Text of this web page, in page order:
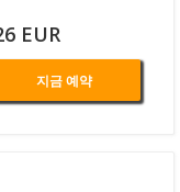
EUR
지금 예약